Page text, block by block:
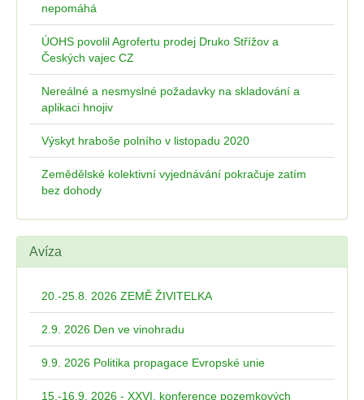
nepomáhá
ÚOHS povolil Agrofertu prodej Druko Střížov a
Českých vajec CZ
Nereálné a nesmyslné požadavky na skladování a
aplikaci hnojiv
Výskyt hraboše polního v listopadu 2020
Zemědělské kolektivní vyjednávání pokračuje zatím
bez dohody
Avíza
20.-25.8. 2026 ZEMĚ ŽIVITELKA
2.9. 2026 Den ve vinohradu
9.9. 2026 Politika propagace Evropské unie
15.-16.9. 2026 - XXVI. konference pozemkových